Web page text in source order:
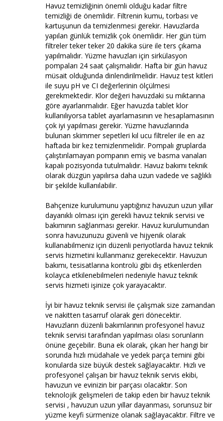
Havuz temizliğinin önemli olduğu kadar filtre
temizliği de önemlidir. Filtrenin kumu, torbası ve
kartuşunun da temizlenmesi gerekir. Havuzlarda
yapılan günlük temizlik çok önemlidir. Her gün tüm
filtreler teker teker 20 dakika süre ile ters çıkama
yapılmalıdır. Yüzme havuzları için sirkülasyon
pompaları 24 saat çalışmalıdır. Hafta bir gün havuz
müsait olduğunda dinlendirilmelidir. Havuz test kitleri
ile suyu pH ve CI değerlerinin ölçülmesi
gerekmektedir. Klor değeri havuzdaki su miktarına
göre ayarlanmalıdır. Eğer havuzda tablet klor
kullanılıyorsa tablet ayarlamasının ve hesaplamasının
çok iyi yapılması gerekir. Yüzme havuzlarında
bulunan skimmer sepetleri kıl ucu filtreler ile en az
haftada bir kez temizlenmelidir. Pompalı gruplarda
çalıştırılamayan pompanın emiş ve basma vanaları
kapalı pozisyonda tutulmalıdır. Havuz bakımı teknik
olarak düzgün yapılırsa daha uzun vadede ve sağlıklı
bir şekilde kullanılabilir.
Bahçenize kurulumunu yaptığınız havuzun uzun yıllar
dayanıklı olması için gerekli havuz teknik servisi ve
bakımının sağlanması gerekir. Havuz kurulumundan
sonra havuzunuzu güvenli ve hijyenik olarak
kullanabilmeniz için düzenli periyotlarda havuz teknik
servis hizmetini kullanmanız gerekecektir. Havuzun
bakımı, tesisatlarına kontrolü gibi dış etkenlerden
kolayca etkilenebilmeleri nedeniyle havuz teknik
servis hizmeti işinize çok yarayacaktır.
İyi bir havuz teknik servisi ile çalışmak size zamandan
ve nakitten tasarruf olarak geri dönecektir.
Havuzların düzenli bakımlarının profesyonel havuz
teknik servisi tarafından yapılması olası sorunların
önüne geçebilir. Buna ek olarak, çıkan her hangi bir
sorunda hızlı müdahale ve yedek parça temini gibi
konularda size büyük destek sağlayacaktır. Hızlı ve
profesyonel çalışan bir havuz teknik servis ekibi,
havuzun ve evinizin bir parçası olacaktır. Son
teknolojik gelişmeleri de takip eden bir havuz teknik
servisi , havuzun uzun yıllar dayanması, sorunsuz bir
yüzme keyfi sürmenize olanak sağlayacaktır. Filtre ve